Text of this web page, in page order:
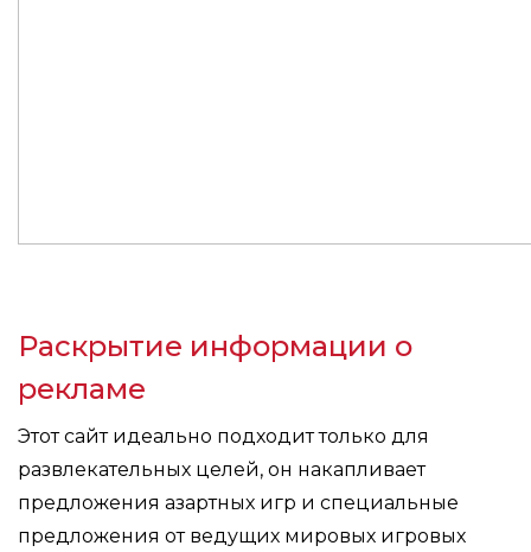
Раскрытие информации о
рекламе
Этот сайт идеально подходит только для
развлекательных целей, он накапливает
предложения азартных игр и специальные
предложения от ведущих мировых игровых